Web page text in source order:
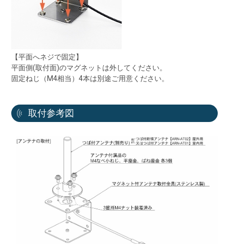
【平面へネジで固定】
平面側(取付面)のマグネットは外してください。
固定ねじ（M4相当）4本は別途ご用意ください。
取付参考図